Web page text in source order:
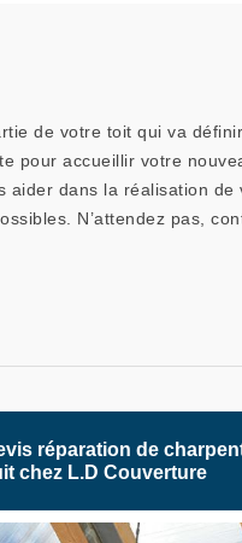
de votre toit qui va
pour accueillir votre
aider dans la réalisation de
N’attendez pas,
réparation de
chez L.D Couverture